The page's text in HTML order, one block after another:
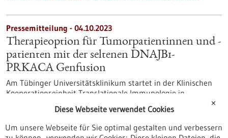
Pressemitteilung - 04.10.2023
Therapieoption für Tumorpatientinnen und -
patienten mit der seltenen DNAJB1-
PRKACA Genfusion
Am Tübinger Universitätsklinikum startet in der Klinischen
Kooperationseinheit Translationale Immunologie in
eine klinische Phase I-Studie, die den therapeutischen Krebs-
Peptidimpfstoff Fusion-VAC-XS15 in Kombination mit einer
Immuncheckpoint-Blockade durch Atezolizumab als Therapie
✕
Diese Webseite verwendet Cookies
Um unsere Webseite für Sie optimal gestalten und verbessern